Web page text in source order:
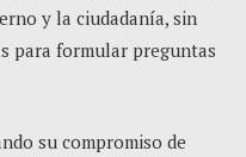
y la ciudadanía, sin
para formular preguntas
su compromiso de